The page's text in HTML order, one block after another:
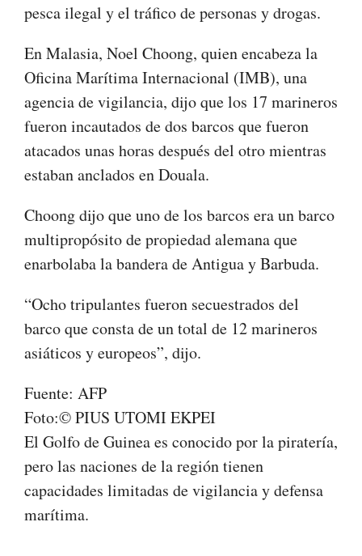
pesca ilegal y el tráfico de personas y drogas.
En Malasia, Noel Choong, quien encabeza la
Oficina Marítima Internacional (IMB), una
agencia de vigilancia, dijo que los 17 marineros
fueron incautados de dos barcos que fueron
atacados unas horas después del otro mientras
estaban anclados en Douala.
Choong dijo que uno de los barcos era un barco
multipropósito de propiedad alemana que
enarbolaba la bandera de Antigua y Barbuda.
“Ocho tripulantes fueron secuestrados del
barco que consta de un total de 12 marineros
asiáticos y europeos”, dijo.
Fuente: AFP
Foto:© PIUS UTOMI EKPEI
El Golfo de Guinea es conocido por la piratería,
pero las naciones de la región tienen
capacidades limitadas de vigilancia y defensa
marítima.